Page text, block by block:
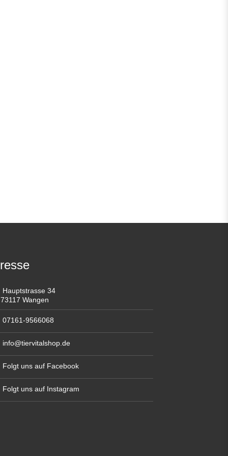
Hauptstrasse 34
73117 Wangen
07161-9566068
info@tiervitalshop.de
Folgt uns auf Facebook
Folgt uns auf Instagram